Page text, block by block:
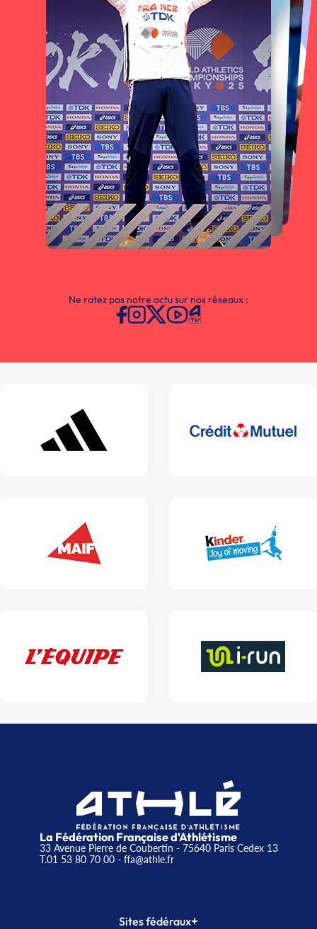
Ne ratez pas notre actu sur nos réseaux :
La Fédération Française d'Athlétisme
33 Avenue Pierre de Coubertin - 75640 Paris Cedex 13
T.01 53 80 70 00- ffa@athle.fr
Sites fédéraux+